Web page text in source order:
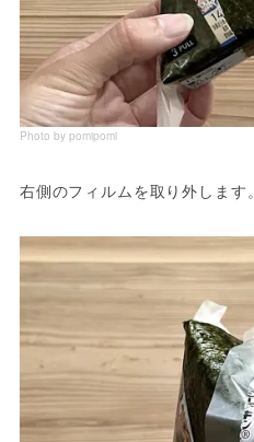
Photo by pomipomi
右側のフィルムを取り外します。